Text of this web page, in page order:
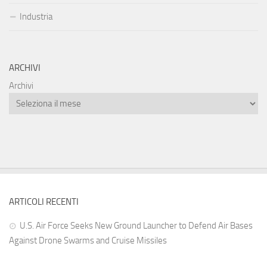
Industria
ARCHIVI
Archivi
ARTICOLI RECENTI
U.S. Air Force Seeks New Ground Launcher to Defend Air Bases
Against Drone Swarms and Cruise Missiles